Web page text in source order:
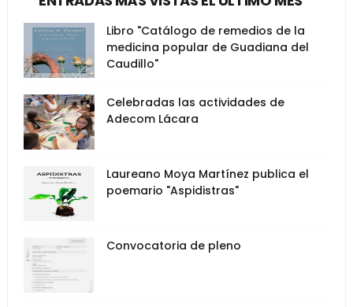
Libro "Catálogo de remedios de la
medicina popular de Guadiana del
Caudillo"
Celebradas las actividades de
Adecom Lácara
Laureano Moya Martínez publica el
poemario "Aspidistras"
Convocatoria de pleno